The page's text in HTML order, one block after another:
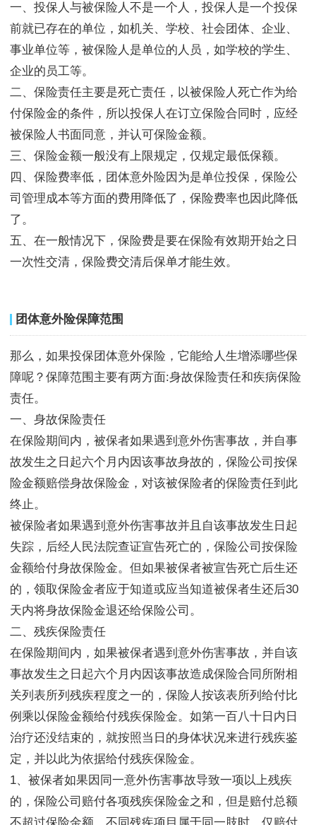
一、投保人与被保险人不是一个人，投保人是一个投保
前就已存在的单位，如机关、学校、社会团体、企业、
事业单位等，被保险人是单位的人员，如学校的学生、
企业的员工等。
二、保险责任主要是死亡责任，以被保险人死亡作为给
付保险金的条件，所以投保人在订立保险合同时，应经
被保险人书面同意，并认可保险金额。
三、保险金额一般没有上限规定，仅规定最低保额。
四、保险费率低，团体意外险因为是单位投保，保险公
司管理成本等方面的费用降低了，保险费率也因此降低
了。
五、在一般情况下，保险费是要在保险有效期开始之日
一次性交清，保险费交清后保单才能生效。
团体意外险保障范围
那么，如果投保团体意外保险，它能给人生增添哪些保
障呢？保障范围主要有两方面:身故保险责任和疾病保险
责任。
一、身故保险责任
在保险期间内，被保者如果遇到意外伤害事故，并自事
故发生之日起六个月内因该事故身故的，保险公司按保
险金额赔偿身故保险金，对该被保险者的保险责任到此
终止。
被保险者如果遇到意外伤害事故并且自该事故发生日起
失踪，后经人民法院查证宣告死亡的，保险公司按保险
金额给付身故保险金。但如果被保者被宣告死亡后生还
的，领取保险金者应于知道或应当知道被保者生还后30
天内将身故保险金退还给保险公司。
二、残疾保险责任
在保险期间内，如果被保者遇到意外伤害事故，并自该
事故发生之日起六个月内因该事故造成保险合同所附相
关列表所列残疾程度之一的，保险人按该表所列给付比
例乘以保险金额给付残疾保险金。如第一百八十日内日
治疗还没结束的，就按照当日的身体状况来进行残疾鉴
定，并以此为依据给付残疾保险金。
1、被保者如果因同一意外伤害事故导致一项以上残疾
的，保险公司赔付各项残疾保险金之和，但是赔付总额